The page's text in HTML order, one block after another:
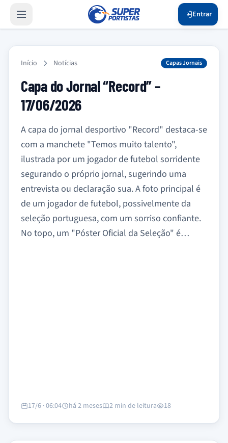
Entrar
Início Notícias Capas Jornais
Capa do Jornal “Record” –
17/06/2026
A capa do jornal desportivo "Record" destaca-se
com a manchete "Temos muito talento",
ilustrada por um jogador de futebol sorridente
segurando o próprio jornal, sugerindo uma
entrevista ou declaração sua. A foto principal é
de um jogador de futebol, possivelmente da
seleção portuguesa, com um sorriso confiante.
No topo, um "Póster Oficial da Seleção" é…
17/6 · 06:04 há 2 meses 2 min de leitura 18